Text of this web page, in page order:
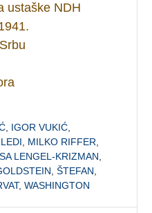
ustaške NDH
IGOR VUKIĆ
MILKO RIFFER
LENGEL-KRIZMAN
,ŠTEFAN
,WASHINGTON